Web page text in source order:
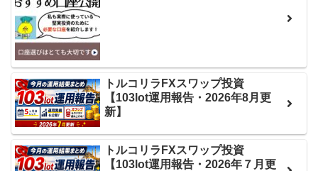
トルコリラFXスワップ投資
【103lot運用報告・2026年8月更
新】
トルコリラFXスワップ投資
【103lot運用報告・2026年７月更